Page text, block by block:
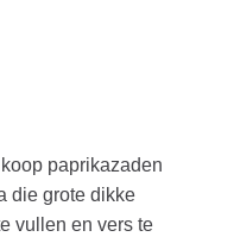
paprikazaden
die grote dikke
vullen en vers te